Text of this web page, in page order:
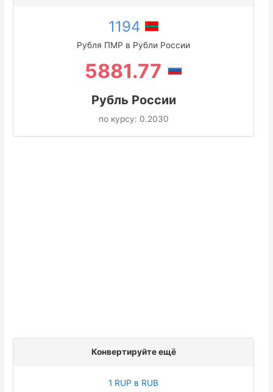
1194
Рубля ПМР в Рубли России
5881.77
Рубль России
по курсу: 0.2030
Конвертируйте ещё
1 RUP в RUB